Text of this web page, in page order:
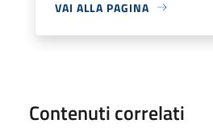
VAI ALLA PAGINA
Contenuti correlati